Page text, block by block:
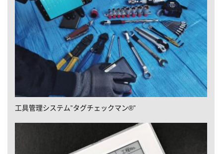
工具管理システム”タグチェックマン®”